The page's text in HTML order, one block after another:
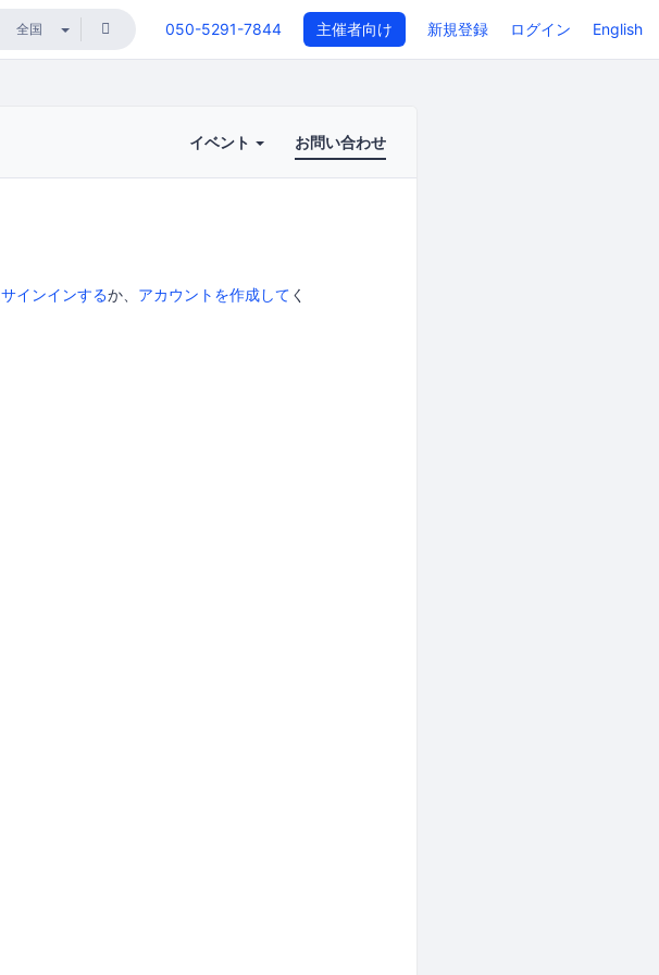
050-5291-7844 主催者向け 新規登録 ログイン English
イベント お問い合わせ
サインインするか、 アカウントを作成して く